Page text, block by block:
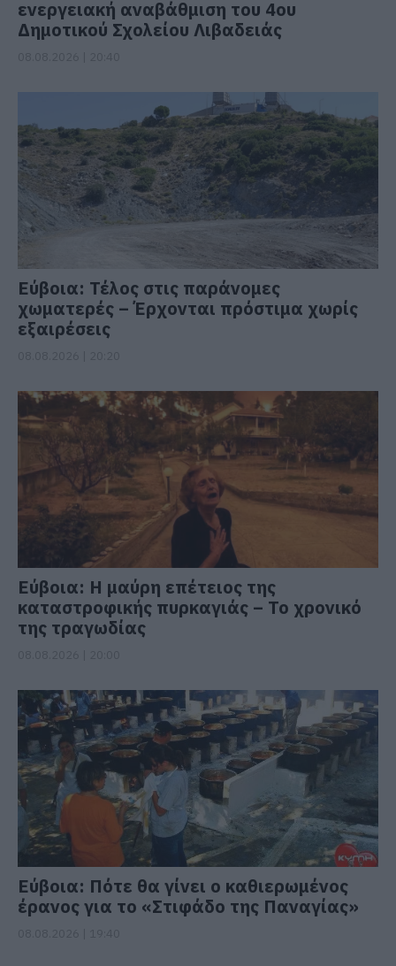
ενεργειακή αναβάθμιση του 4ου
Δημοτικού Σχολείου Λιβαδειάς
Εύβοια: Τέλος στις παράνομες
χωματερές – Έρχονται πρόστιμα χωρίς
εξαιρέσεις
Εύβοια: Η μαύρη επέτειος της
καταστροφικής πυρκαγιάς – Το χρονικό
της τραγωδίας
Εύβοια: Πότε θα γίνει ο καθιερωμένος
έρανος για το «Στιφάδο της Παναγίας»